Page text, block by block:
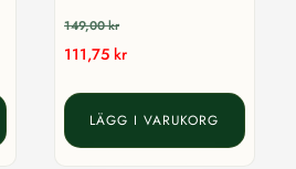
Den
här
149,00kr
111,75 kr
LÄGG I VARUKORG